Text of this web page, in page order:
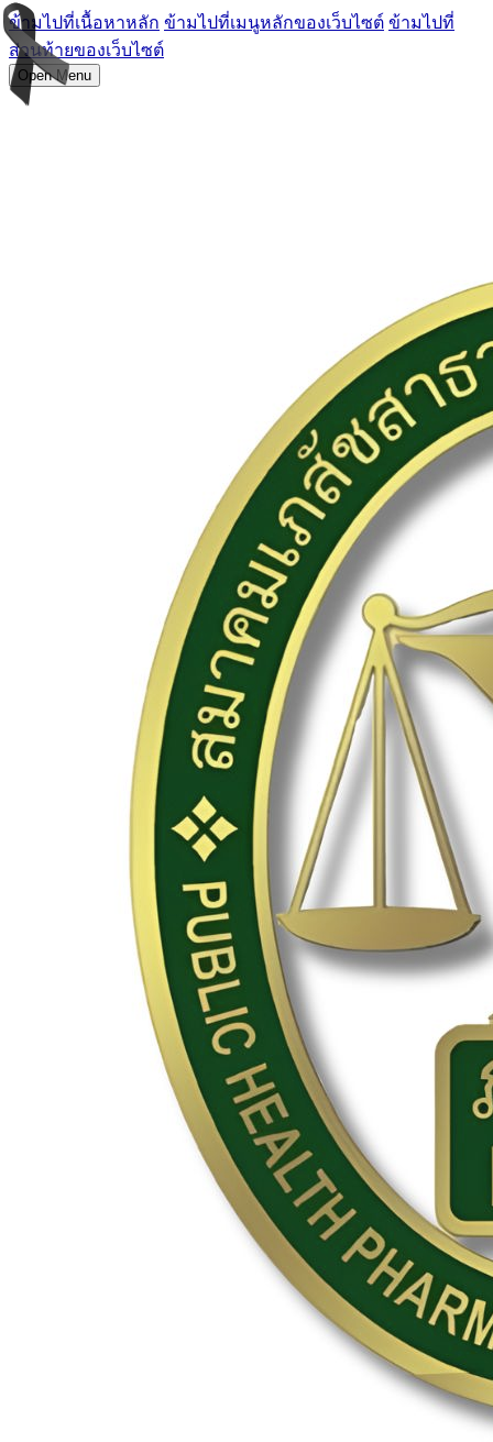
ข้ามไปที่เนื้อหาหลัก ข้ามไปที่เมนูหลักของเว็บไซต์ ข้ามไปที่
ส่วนท้ายของเว็บไซต์
Open Menu